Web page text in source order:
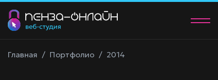
Главная / Портфолио / 2014